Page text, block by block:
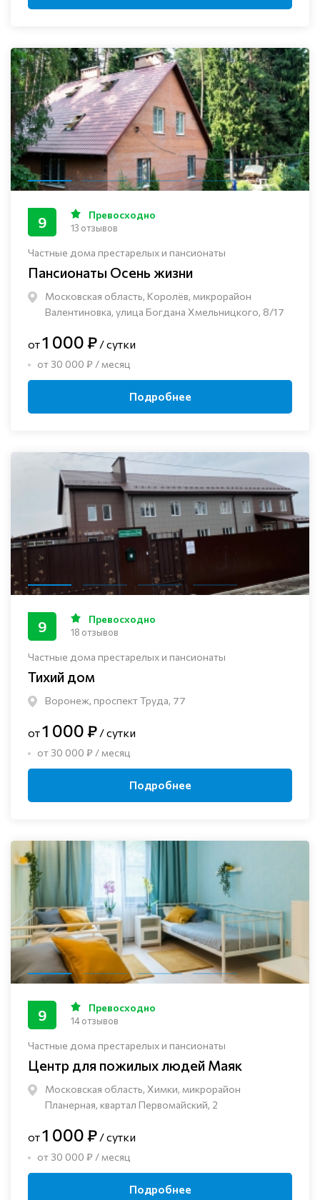
Частные дома престарелых и пансионаты
Пансионаты Осень жизни
Московская область, Королёв, микрорайон
Валентиновка, улица Богдана Хмельницкого, 8/17
9 Превосходно
13 отзывов
от1 000 ₽ / сутки
от 30 000 ₽ / месяц
Подробнее
Частные дома престарелых и пансионаты
Тихий дом
Воронеж, проспект Труда, 77
9 Превосходно
18 отзывов
от1 000 ₽ / сутки
от 30 000 ₽ / месяц
Подробнее
Частные дома престарелых и пансионаты
Центр для пожилых людей Маяк
Московская область, Химки, микрорайон
Планерная, квартал Первомайский, 2
9 Превосходно
14 отзывов
от1 000 ₽ / сутки
от 30 000 ₽ / месяц
Подробнее